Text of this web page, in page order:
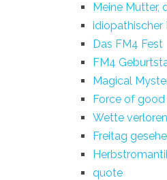
Meine Mutter,
idiopathischer
Das FM4 Fest
FM4
Magical
Force of
Wette verloren
Freitag
quote